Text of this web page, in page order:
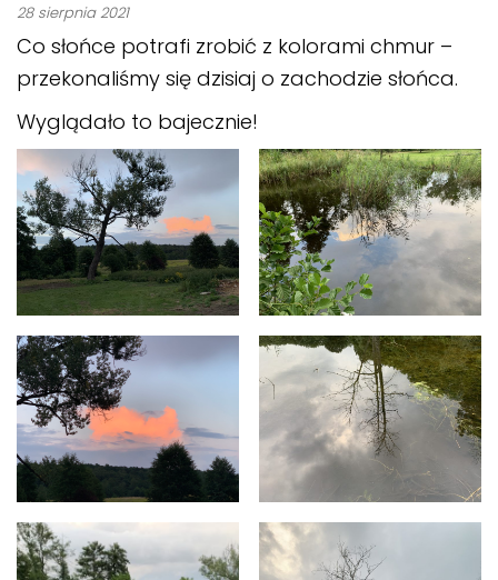
28 sierpnia 2021
Co słońce potrafi zrobić z kolorami chmur –
przekonaliśmy się dzisiaj o zachodzie słońca.
Wyglądało to bajecznie!